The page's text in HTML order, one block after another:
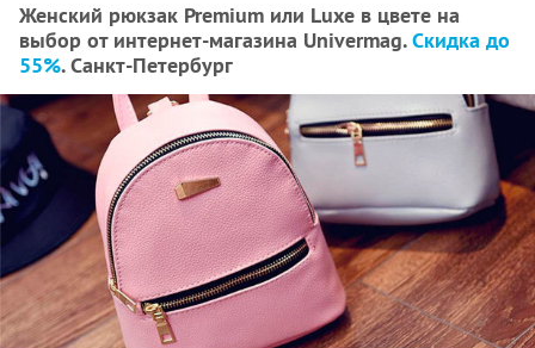
Женский рюкзак Premium или Luxe в цвете на
выбор от интернет-магазина Univermag.Скидка до
55%. Санкт-Петербург